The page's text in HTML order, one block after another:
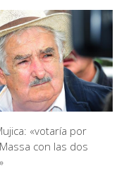
«votaría por
con las dos